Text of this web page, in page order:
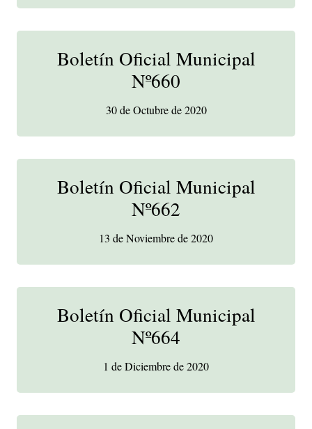
Boletín Oficial Municipal
Nº660
30 de Octubre de 2020
Boletín Oficial Municipal
Nº662
13 de Noviembre de 2020
Boletín Oficial Municipal
Nº664
1 de Diciembre de 2020